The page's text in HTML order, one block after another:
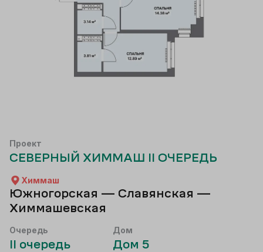
Проект
СЕВЕРНЫЙ ХИММАШ II ОЧЕРЕДЬ
Химмаш
Южногорская — Славянская —
Химмашевская
Очередь
II очередь
Дом
Дом 5